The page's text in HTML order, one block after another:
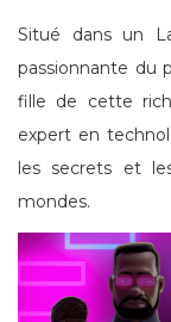
Situé dans un
passionnante du
fille de cette
expert en
les secrets et
mondes.